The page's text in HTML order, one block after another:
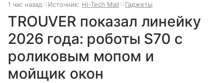
1 час назад Источник: Hi-Tech Mail Гаджеты
TROUVER показал линейку
2026 года: роботы S70 с
роликовым мопом и
мойщик окон